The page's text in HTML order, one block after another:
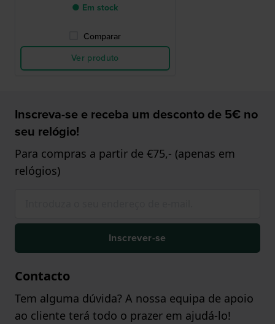
● Em stock
Comparar
Ver produto
Inscreva-se e receba um desconto de 5€ no
seu relógio!
Para compras a partir de €75,- (apenas em
relógios)
Inscrever-se
Contacto
Tem alguma dúvida? A nossa equipa de apoio
ao cliente terá todo o prazer em ajudá-lo!